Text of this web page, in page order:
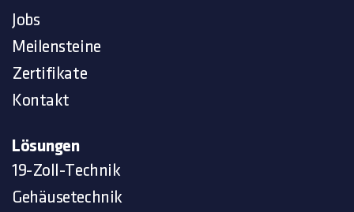
Jobs
Meilensteine
Zertifikate
Kontakt
Lösungen
19-Zoll-Technik
Gehäusetechnik